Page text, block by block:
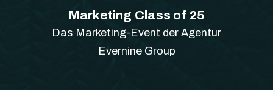
Marketing Class of 25
Das Marketing-Event der Agentur
Evernine Group